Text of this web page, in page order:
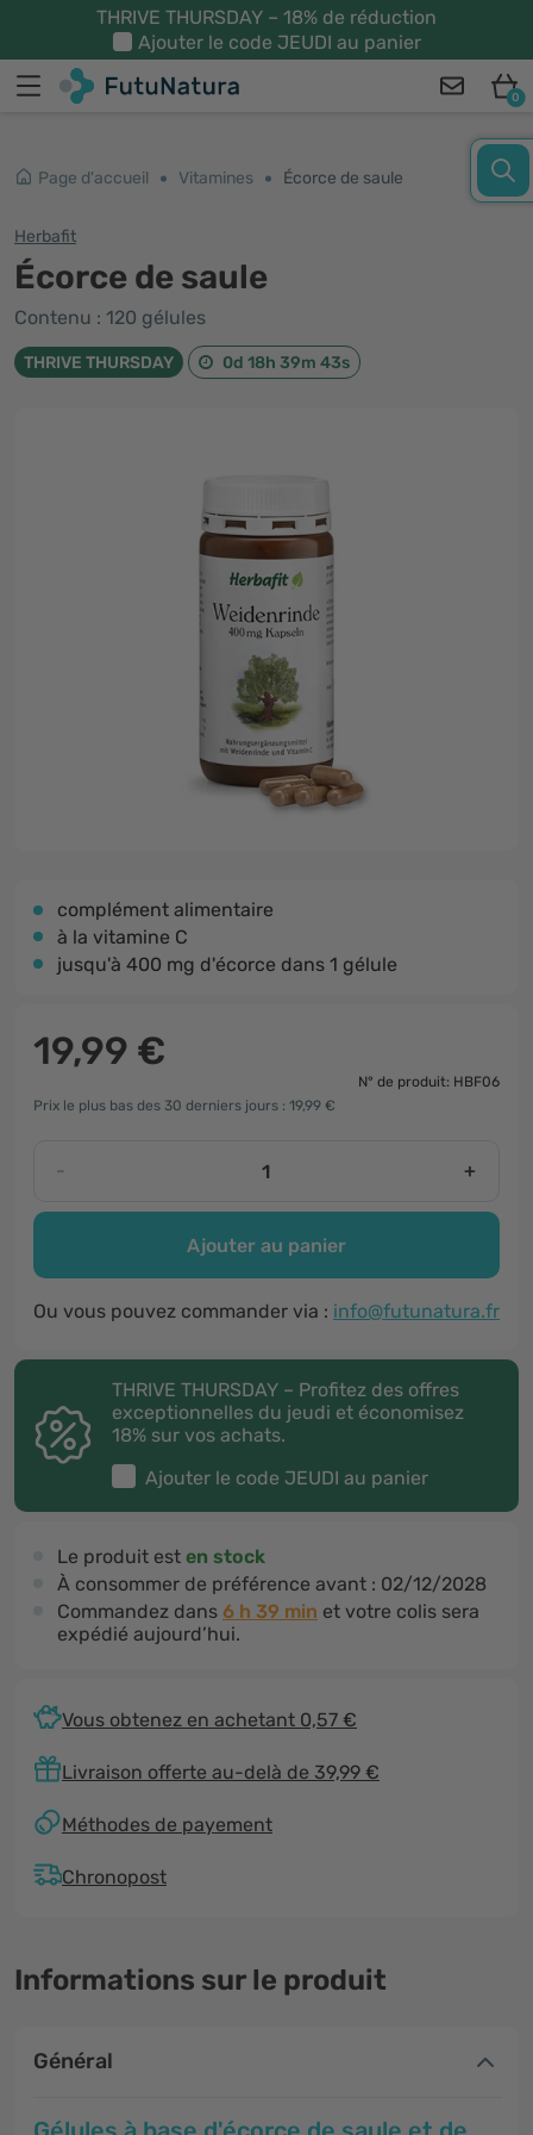
THRIVE THURSDAY – 18% de réduction
Ajouter le code JEUDI au panier
0
Page d'accueil Vitamines Écorce de saule
Herbafit
Écorce de saule
Contenu : 120 gélules
THRIVE THURSDAY 0d 18h 39m 42s
complément alimentaire
à la vitamine C
jusqu'à 400 mg d'écorce dans 1 gélule
19,99 €
N° de produit: HBF06
Prix le plus bas des 30 derniers jours : 19,99 €
- +
Ajouter au panier
Ou vous pouvez commander via : info@futunatura.fr
THRIVE THURSDAY – Profitez des offres
exceptionnelles du jeudi et économisez
18% sur vos achats.
Ajouter le code JEUDI au panier
Le produit est en stock
À consommer de préférence avant : 02/12/2028
Commandez dans 6 h 39 min et votre colis sera
expédié aujourd’hui.
Vous obtenez en achetant 0,57 €
Livraison offerte au-delà de 39,99 €
Méthodes de payement
Chronopost
Informations sur le produit
Général